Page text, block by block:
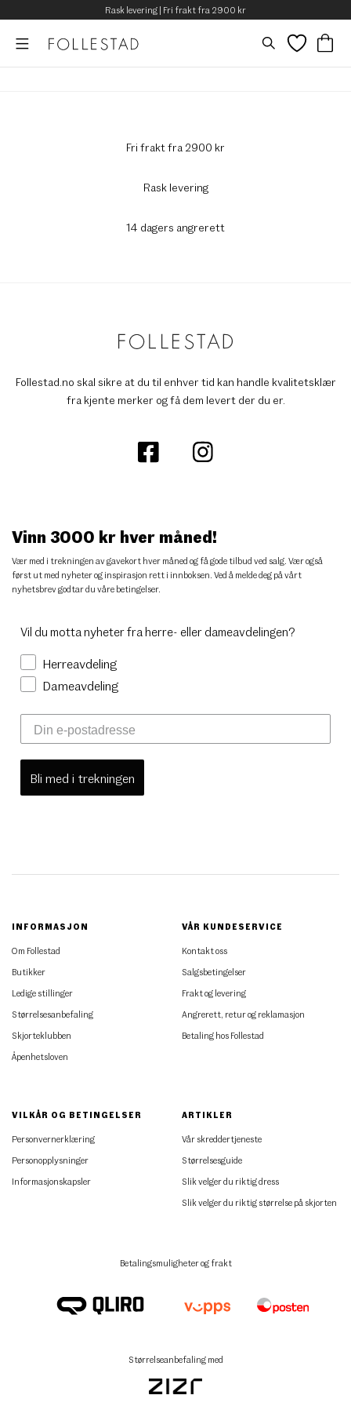
Rask levering | Fri frakt fra 2900 kr
Fri frakt fra 2900 kr
Rask levering
14 dagers angrerett
Follestad.no skal sikre at du til enhver tid kan handle kvalitetsklær
fra kjente merker og få dem levert der du er.
Vinn 3000 kr hver måned!
Vær med i trekningen av gavekort hver måned og få gode tilbud ved salg. Vær også
først ut med nyheter og inspirasjon rett i innboksen. Ved å melde deg på vårt
nyhetsbrev godtar du våre betingelser.
Vil du motta nyheter fra herre- eller dameavdelingen?
Herreavdeling
Dameavdeling
Bli med i trekningen
INFORMASJON
Om Follestad
Butikker
Ledige stillinger
Størrelsesanbefaling
Skjorteklubben
Åpenhetsloven
VÅR KUNDESERVICE
Kontakt oss
Salgsbetingelser
Frakt og levering
Angrerett, retur og reklamasjon
Betaling hos Follestad
VILKÅR OG BETINGELSER
Personvernerklæring
Personopplysninger
Informasjonskapsler
ARTIKLER
Vår skreddertjeneste
Størrelsesguide
Slik velger du riktig dress
Slik velger du riktig størrelse på skjorten
Betalingsmuligheter og frakt
Størrelseanbefaling med